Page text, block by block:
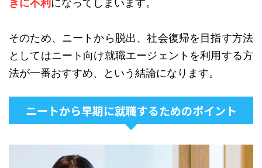
きに不利 になってしまいます。
そのため、ニートから脱出、社会復帰を目指す方法
としてはニート向け就職エージェントを利用する方
法が一番おすすめ、という結論になります。
ニートから早期に就職するためのポイント